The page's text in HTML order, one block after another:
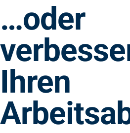
…oder
Ihren